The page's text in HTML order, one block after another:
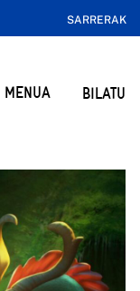
SARRERAK
MENUA BILATU